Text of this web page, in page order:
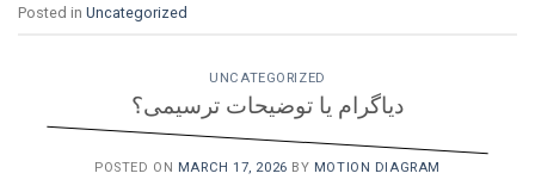
Posted in Uncategorized
UNCATEGORIZED
دیاگرام یا توضیحات ترسیمی؟
POSTED ON MARCH 17, 2026 BY MOTION DIAGRAM